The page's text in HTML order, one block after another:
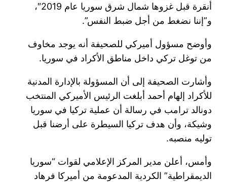
أنقرة قبل غزوها شمال شرق سوريا عام 2019″،
و”إننا نضغط من أجل ضبط النفس”.
وأوضح مسؤول أميركي للصحيفة أنه يوجد مخاوف
من توغل تركي داخل مناطق الأكراد في سوريا.
وأشارت الصحيفة إلى أن المسؤولة بالإدارة المدنية
للأكراد إلهام أحمد أبلغت الرئيس الأميركي المنتخب
دونالد ترامب في رسالة أن عملية تركيا في سوريا
وشيكة، وأن هدف تركيا السيطرة على أرضنا قبل
توليه منصبه.
وأمس، أعلن مدير المركز الإعلامي لقوات “سوريا
الديمقراطية” الكردية المدعومة من أميركا فرهاد